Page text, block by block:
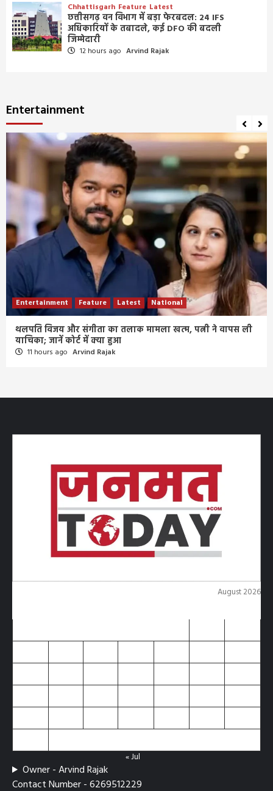
Chhattisgarh Feature Latest
छत्तीसगढ़ वन विभाग में बड़ा फेरबदल: 24 IFS
अधिकारियों के तबादले, कई DFO की बदली
जिम्मेदारी
12 hours ago Arvind Rajak
Entertainment
Entertainment Feature Latest National
थलपति विजय और संगीता का तलाक मामला खत्म, पत्नी ने वापस ली
याचिका; जानें कोर्ट में क्या हुआ
11 hours ago Arvind Rajak
August 2026
« Jul
Owner - Arvind Rajak
Contact Number - 6269512229